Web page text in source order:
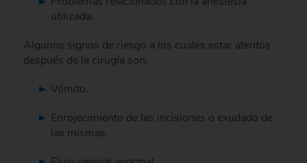
utilizada.
Algunos signos de riesgo a los cuales estar atentos
después de la cirugía son:
Vómito.
Enrojecimiento de las incisiones o exudado de
las mismas.